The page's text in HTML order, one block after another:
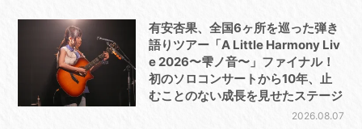
有安杏果、全国6ヶ所を巡った弾き
語りツアー「A Little Harmony Liv
e 2026〜雫ノ音〜」ファイナル！
初のソロコンサートから10年、止
むことのない成長を見せたステージ
2026.08.07